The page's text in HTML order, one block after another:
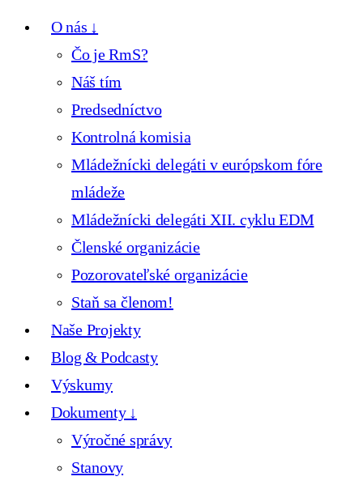
O nás ↓
Čo je RmS?
Náš tím
Predsedníctvo
Kontrolná komisia
Mládežnícki delegáti v európskom fóre
mládeže
Mládežnícki delegáti XII. cyklu EDM
Členské organizácie
Pozorovateľské organizácie
Staň sa členom!
Naše Projekty
Blog & Podcasty
Výskumy
Dokumenty ↓
Výročné správy
Stanovy